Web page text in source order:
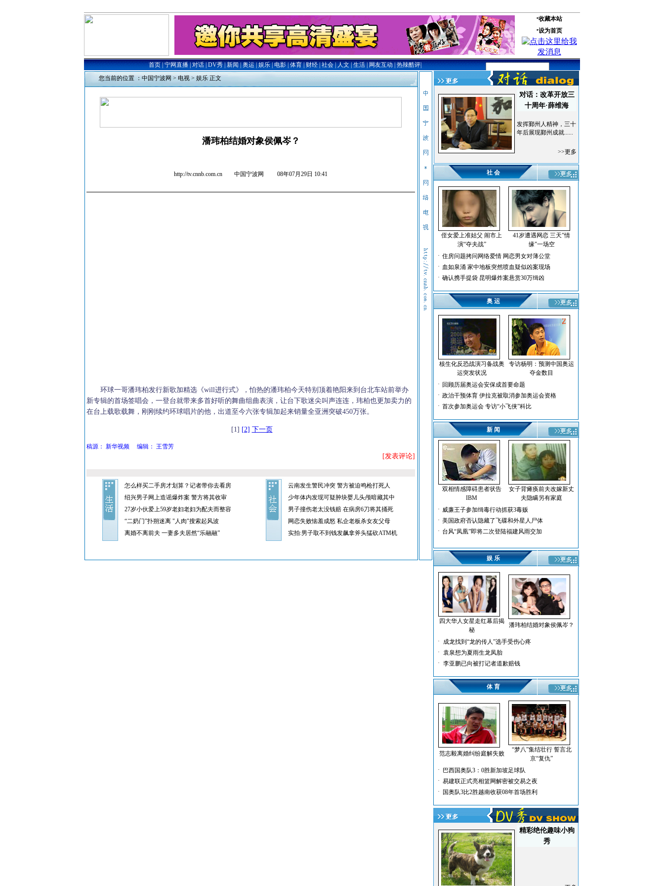
您当前的位置 ： 中国宁波网 > 电视 > 娱乐 正文
潘玮柏结婚对象侯佩岑？
http://tv.cnnb.com.cn 中国宁波网 08年07月29日 10:41
环球一哥潘玮柏发行新歌加精选《will进行式》，怕热的潘玮柏今天特别顶着艳阳来到台北车站前举办
新专辑的首场签唱会，一登台就带来多首好听的舞曲组曲表演，让台下歌迷尖叫声连连，玮柏也更加卖力的
在台上载歌载舞，刚刚续约环球唱片的他，出道至今六张专辑加起来销量全亚洲突破450万张。
[1] [2] 下一页
稿源： 新华视频 编辑： 王雪芳
[发表评论]
怎么样买二手房才划算？记者带你去看房
绍兴男子网上造谣爆炸案 警方将其收审
27岁小伙爱上59岁老妇老妇为配夫而整容
“二奶门”扑朔迷离 "人肉"搜索起风波
离婚不离前夫 一妻多夫居然“乐融融”
云南发生警民冲突 警方被迫鸣枪打死人
少年体内发现可疑肿块婴儿头颅暗藏其中
男子撞伤老太没钱赔 在病房6刀将其捅死
网恋失败恼羞成怒 私企老板杀女友父母
实拍:男子取不到钱发飙拿斧头猛砍ATM机
对话：改革开放三
十周年·薛维海
发挥鄞州人精神，三十
年后展现鄞州成就......
>>更多
社 会
侄女爱上准姑父 闹市上
演“夺夫战”
41岁遭遇网恋 三天"情
缘"一场空
· 住房问题拷问网络爱情 网恋男女对薄公堂
· 血如泉涌 家中地板突然喷血疑似凶案现场
· 确认携手提袋 昆明爆炸案悬赏30万缉凶
奥 运
核生化反恐战演习备战奥
运突发状况
专访杨明：预测中国奥运
夺金数目
· 回顾历届奥运会安保成首要命题
· 政治干预体育 伊拉克被取消参加奥运会资格
· 首次参加奥运会 专访“小飞侠”科比
新 闻
双相情感障碍患者状告
IBM
女子背瘫痪前夫改嫁新丈
夫隐瞒另有家庭
· 威廉王子参加缉毒行动抓获3毒贩
· 美国政府否认隐藏了飞碟和外星人尸体
· 台风“凤凰”即将二次登陆福建风雨交加
娱 乐
四大华人女星走红幕后揭
秘
潘玮柏结婚对象侯佩岑？
·
成龙找到“龙的传人”选手受伤心疼
· 袁泉想为夏雨生龙凤胎
· 李亚鹏已向被打记者道歉赔钱
体 育
范志毅离婚纠纷庭解失败
“梦八”集结壮行 誓言北
京“复仇”
·
巴西国奥队3：0胜新加坡足球队
· 易建联正式亮相篮网解密被交易之夜
·
国奥队3比2胜越南收获08年首场胜利
精彩绝伦趣味小狗
秀